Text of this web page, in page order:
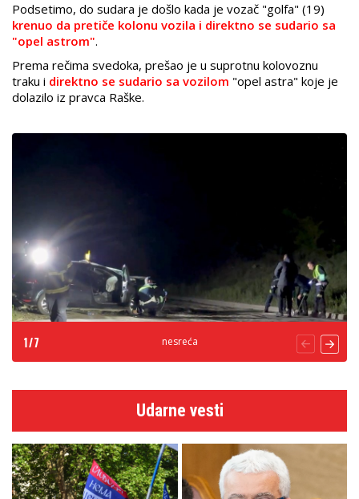
Podsetimo, do sudara je došlo kada je vozač "golfa" (19)
krenuo da pretiče kolonu vozila i direktno se sudario sa
"opel astrom".
Prema rečima svedoka, prešao je u suprotnu kolovoznu
traku i direktno se sudario sa vozilom "opel astra" koje je
dolazilo iz pravca Raške.
nesreća
1 /7
Udarne vesti